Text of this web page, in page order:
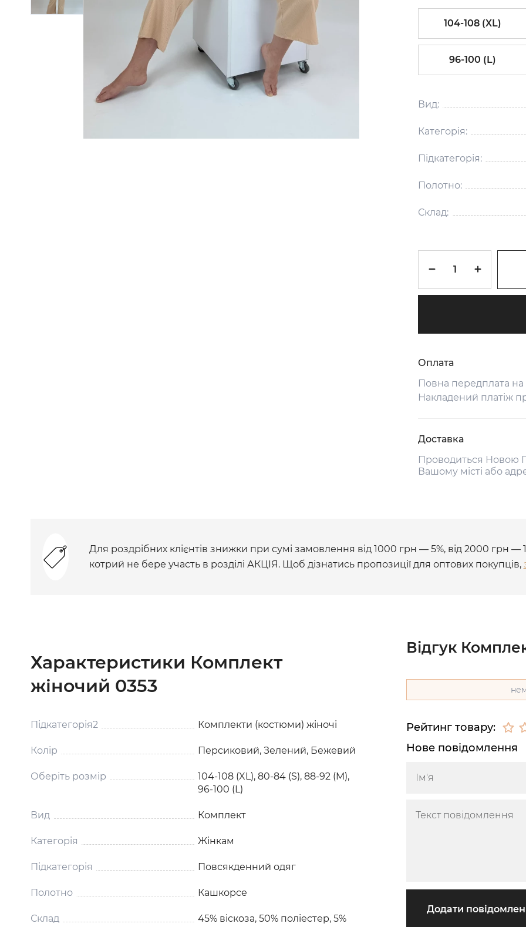
104-108 (XL)
96-100 (L)
Вид:
Категорія:
Підкатегорія:
Полотно:
Склад:
Оплата
Повна передплата
Накладений платіж
Доставка
Проводиться Новою
Вашому місті або
Для роздрібних клієнтів знижки при сумі замовлення від 1000 грн — 5%, від 2000 грн —
котрий не бере участь в розділі АКЦІЯ. Щоб дізнатись пропозиції для оптових покупців,
Характеристики Комплект
жіночий 0353
Підкатегорія2 Комплекти (костюми) жіночі
Колір Персиковий, Зелений, Бежевий
Оберіть розмір
104-108 (XL), 80-84 (S), 88-92 (M),
96-100 (L)
Вид Комплект
Категорія Жінкам
Підкатегорія Повсякденний одяг
Полотно Кашкорсе
Склад
45% віскоза, 50% поліестер, 5%
Відгук
Рейтинг товару:
Нове повідомлення
Додати